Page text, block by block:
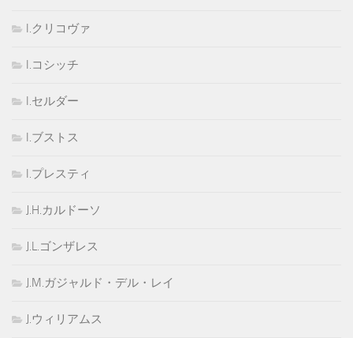
I.クリコヴァ
I.コシッチ
I.セルダー
I.ブストス
I.プレスティ
J.H.カルドーソ
J.L.ゴンザレス
J.M.ガジャルド・デル・レイ
J.ウィリアムス